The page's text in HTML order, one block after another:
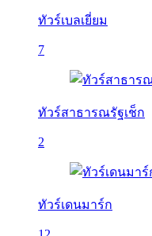
ทัวร์เบลเยี่ยม
7
ทัวร์สาธารณรัฐเช็ก
2
ทัวร์เดนมาร์ก